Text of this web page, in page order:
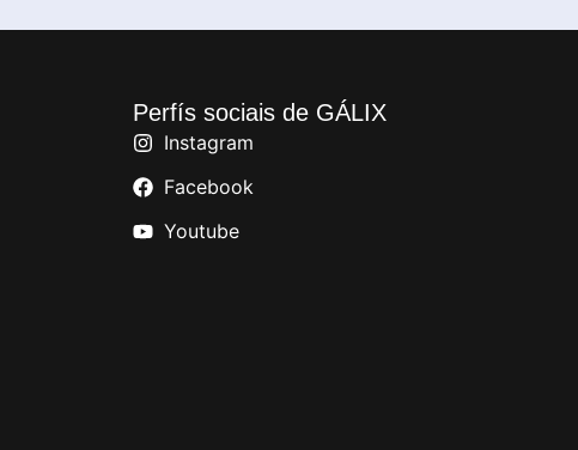
Perfís sociais de GÁLIX
Instagram
Facebook
Youtube